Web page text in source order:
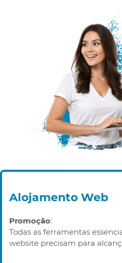
Alojamento Web
Promoção:
Todas as ferramentas
website precisam para